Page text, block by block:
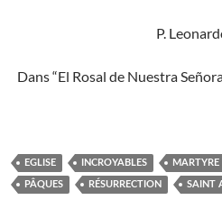
P.
Dans “El Rosal de Nuestra
EGLISE INCROYABLES MARTYRE
PÂQUES RÉSURRECTION SAINT